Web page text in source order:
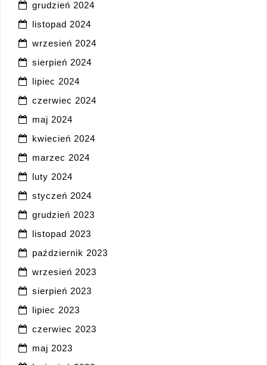
grudzień 2024
listopad 2024
wrzesień 2024
sierpień 2024
lipiec 2024
czerwiec 2024
maj 2024
kwiecień 2024
marzec 2024
luty 2024
styczeń 2024
grudzień 2023
listopad 2023
październik 2023
wrzesień 2023
sierpień 2023
lipiec 2023
czerwiec 2023
maj 2023